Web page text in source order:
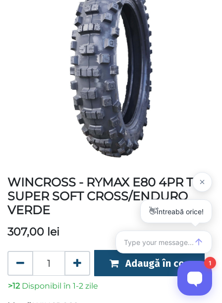
WINCROSS - RYMAX E80 4PR TT
SUPER SOFT CROSS/ENDURO
VERDE
307,00 lei
Adaugă în coș
>12 Disponibil în 1-2 zile